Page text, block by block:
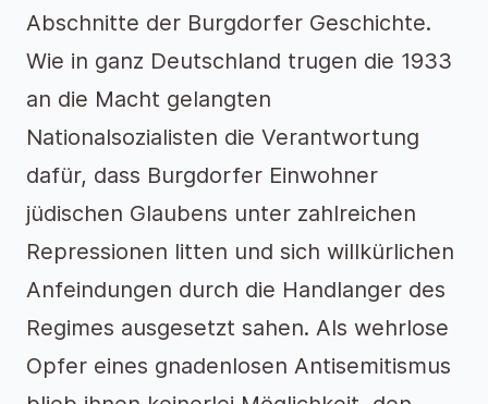
Abschnitte der Burgdorfer Geschichte.
Wie in ganz Deutschland trugen die 1933
an die Macht gelangten
Nationalsozialisten die Verantwortung
dafür, dass Burgdorfer Einwohner
jüdischen Glaubens unter zahlreichen
Repressionen litten und sich willkürlichen
Anfeindungen durch die Handlanger des
Regimes ausgesetzt sahen. Als wehrlose
Opfer eines gnadenlosen Antisemitismus